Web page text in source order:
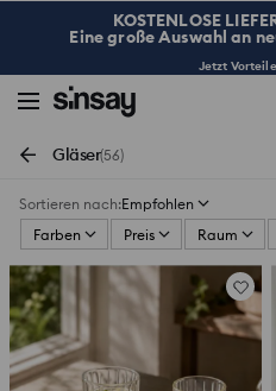
KOSTENLOSE
Eine große Auswahl an
Jetzt
Gläser(56)
Sortieren nach:Empfohlen
Farben
Preis Raum